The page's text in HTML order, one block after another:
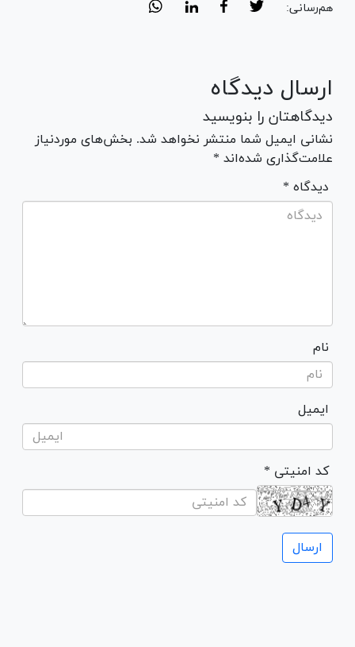
هم‌رسانی:
ارسال دیدگاه
دیدگاهتان را بنویسید
نشانی ایمیل شما منتشر نخواهد شد. بخش‌های موردنیاز
علامت‌گذاری شده‌اند *
* دیدگاه
نام
ایمیل
* کد امنیتی